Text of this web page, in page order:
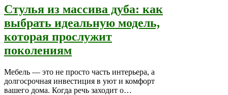
Стулья из массива дуба: как
выбрать идеальную модель,
которая прослужит
поколениям
Мебель — это не просто часть интерьера, а
долгосрочная инвестиция в уют и комфорт
вашего дома. Когда речь заходит о…